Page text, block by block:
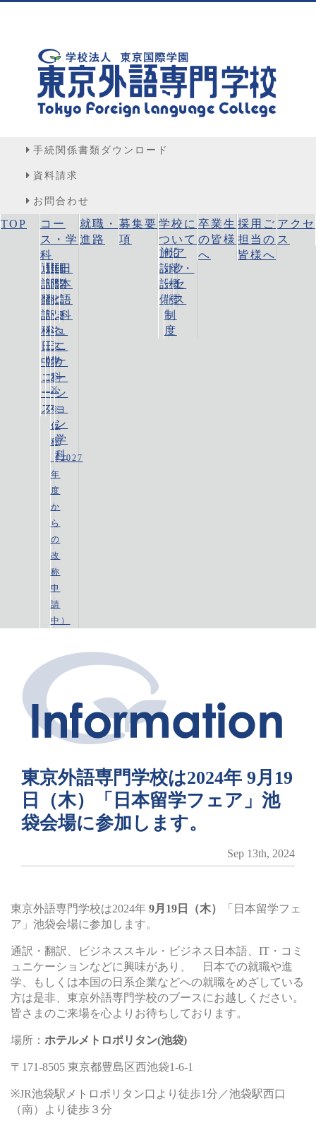
手続関係書類ダウンロード
資料請求
お問合わせ
TOP
コー
ス・学
科
通
訳
翻
訳
科
日
中
コ
ー
ス
通
訳
翻
訳
科
日
韓
コ
ー
ス
国
際
ビ
ジ
ネ
ス
学
科
※
※
仮
称
（2027
年
度
か
ら
の
改
称
申
請
中）
国
際
コ
ミ
ュ
ニ
ケ
ー
シ
ョ
ン
学
科
日
本
語
科
就職・
進路
募集要
項
学校に
ついて
施
設・
設
備
サ
ポ
ー
ト
制
度
沿
革・
概
要
ア
ク
セ
ス
卒業生
の皆様
へ
採用ご
担当 の
皆様へ
アクセ
ス
東京外語専門学校は2024年 9月19
日（木）「日本留学フェア」池
袋会場に参加します。
Sep 13th, 2024
東京外語専門学校は2024年 9月19日（木）
「日本留学フェ
ア」池袋会場に参加します。
通訳・翻訳、ビジネススキル・ビジネス日本語、IT・コミ
ュニケーションなどに興味があり、 日本での就職や進
学、もしくは本国の日系企業などへの就職をめざしている
方は是非、東京外語専門学校のブースにお越しください。
皆さまのご来場を心よりお待ちしております。
場所： ホテルメトロポリタン(池袋)
〒171-8505 東京都豊島区西池袋1-6-1
※JR池袋駅メトロポリタン口より徒歩1分／池袋駅西口
（南）より徒歩３分